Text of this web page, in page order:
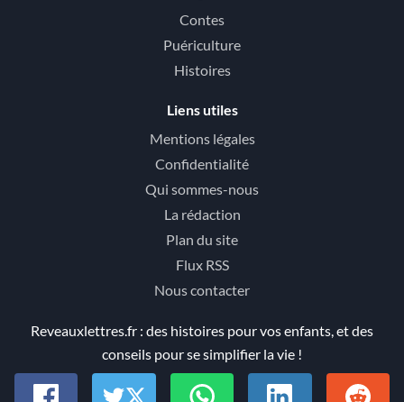
Contes
Puériculture
Histoires
Liens utiles
Mentions légales
Confidentialité
Qui sommes-nous
La rédaction
Plan du site
Flux RSS
Nous contacter
Reveauxlettres.fr : des histoires pour vos enfants, et des
conseils pour se simplifier la vie !